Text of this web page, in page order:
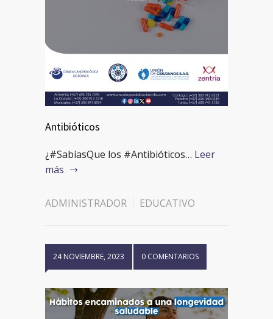
Antibióticos
¿#SabíasQue los #Antibióticos… Leer
más
ADMINISTRADOR EDUCATIVO
24 NOVIEMBRE, 2023 0 COMENTARIOS